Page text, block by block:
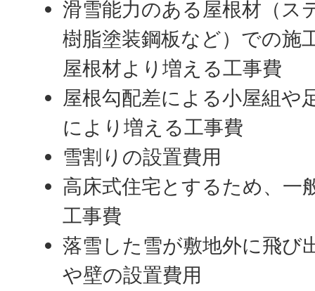
滑雪能力のある屋根材（ス
樹脂塗装鋼板など）での施
屋根材より増える工事費
屋根勾配差による小屋組や
により増える工事費
雪割りの設置費用
高床式住宅とするため、一
工事費
落雪した雪が敷地外に飛び
や壁の設置費用